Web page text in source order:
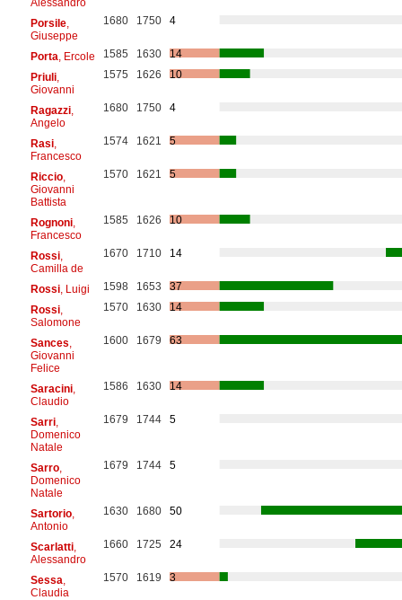
Porsile,
Giuseppe
1680 1750 4
Porta , Ercole 1585 1630
14
Priuli,
Giovanni
1575 1626 10
Ragazzi,
Angelo
1680 1750 4
Rasi,
Francesco
1574 1621 5
Riccio,
Giovanni
Battista
1570 1621 5
Rognoni,
Francesco
1585 1626 10
Rossi,
Camilla de
1670 1710 14
Rossi, Luigi 1598 1653
37
Rossi,
Salomone
1570 1630 14
Sances
Giovanni
Felice
1600 1679 63
Saracini,
Claudio
1586 1630 14
Sarri,
Domenico
Natale
1679 1744 5
Sarro,
Domenico
Natale
1679 1744 5
Sartorio,
Antonio
1630 1680 50
Scarlatti,
Alessandro
1660 1725 24
Sessa
Claudia
1570 1619 3